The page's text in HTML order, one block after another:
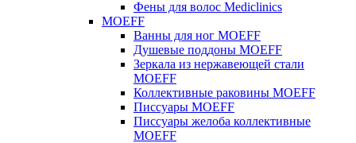
Фены для волос Mediclinics
MOEFF
Ванны для ног MOEFF
Душевые поддоны MOEFF
Зеркала из нержавеющей стали
MOEFF
Коллективные раковины MOEFF
Писсуары MOEFF
Писсуары желоба коллективные
MOEFF